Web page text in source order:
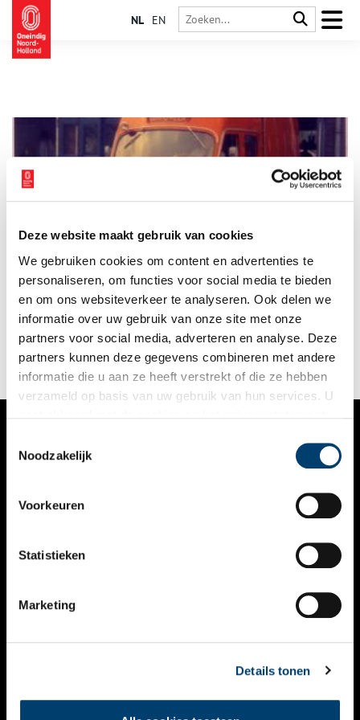
Deze website maakt gebruik van cookies
We gebruiken cookies om content en advertenties te
personaliseren, om functies voor social media te bieden
en om ons websiteverkeer te analyseren. Ook delen we
informatie over uw gebruik van onze site met onze
partners voor social media, adverteren en analyse. Deze
partners kunnen deze gegevens combineren met andere
informatie die u aan ze heeft verstrekt of die ze hebben
verzameld op basis van uw gebruik van hun services. U
Noodzakelijk
Voorkeuren
Statistieken
Marketing
Details tonen
NL EN
In 1940 kregen alle dorpen in het kader van de
luchtbescherming babybrandspuiten die na de oorlog nog een
tijd werden gebruikt.
VERHALEN
KALENDER
THEMA’S
VIDEO’S
CONTACT